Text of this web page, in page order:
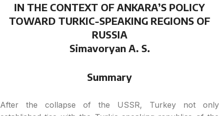
IN THE CONTEXT OF ANKARA’S POLICY
TOWARD TURKIC-SPEAKING REGIONS OF
RUSSIA
Simavoryan A. S.
Summary
After the collapse of the USSR, Turkey not only